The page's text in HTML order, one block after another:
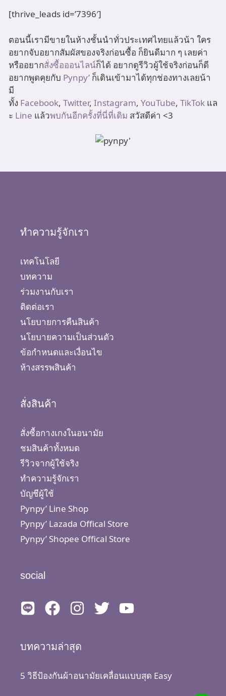
[thrive_leads id=’7396′]
ตอนนี้เรามีขายในห้างชั้นนำทั่วประเทศไทยแล้วน้า ใคร
อยากจับอยากสัมผัสของจริงก่อนซื้อ ก็ยินดีมาก ๆ เลยค่า
หรืออยากสั่งซื้อออนไลน์ก็ได้ อยากดูรีวิวผู้ใช้จริงก่อนก็ดี
อยากพูดคุยกับ Pynpy’ ก็เดินเข้ามาได้ทุกช่องทางเลยน้า
มี
ทั้ง Facebook, Twitter, Instagram, YouTube, TikTok แล
ะ Line แล้วพบกันอีกครั้งที่นี่ที่เดิม สวัสดีค่า <3
ทำความรู้จักเรา
เทคโนโลยี
บทความ
ร่วมงานกับเรา
ติดต่อเรา
นโยบายการคืนสินค้า
นโยบายความเป็นส่วนตัว
ข้อกำหนดและเงื่อนไข
ห้างสรรพสินค้า
สั่งสินค้า
สั่งซื้อกางเกงในอนามัย
ชมสินค้าทั้งหมด
รีวิวจากผู้ใช้จริง
ทำความรู้จักเรา
บัญชีผู้ใช้
Pynpy’ Line Shop
Pynpy’ Lazada Offical Store
Pynpy’ Shopee Offical Store
social
บทความล่าสุด
5 วิธีป้องกันผ้าอนามัยเคลื่อนแบบสุด Easy